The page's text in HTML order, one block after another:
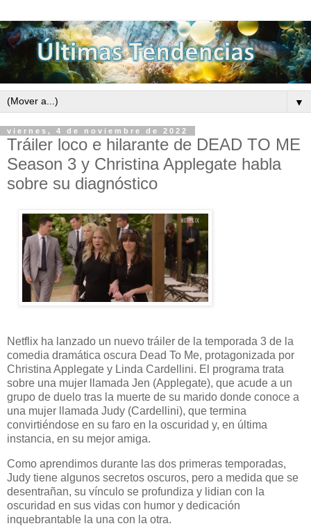
▼
viernes, 4 de noviembre de 2022
Tráiler loco e hilarante de DEAD TO ME
Season 3 y Christina Applegate habla
sobre su diagnóstico
Netflix ha lanzado un nuevo tráiler de la temporada 3 de la
comedia dramática oscura Dead To Me, protagonizada por
Christina Applegate y Linda Cardellini. El programa trata
sobre una mujer llamada Jen (Applegate), que acude a un
grupo de duelo tras la muerte de su marido donde conoce a
una mujer llamada Judy (Cardellini), que termina
convirtiéndose en su faro en la oscuridad y, en última
instancia, en su mejor amiga.
Como aprendimos durante las dos primeras temporadas,
Judy tiene algunos secretos oscuros, pero a medida que se
desentrañan, su vínculo se profundiza y lidian con la
oscuridad en sus vidas con humor y dedicación
inquebrantable la una con la otra.